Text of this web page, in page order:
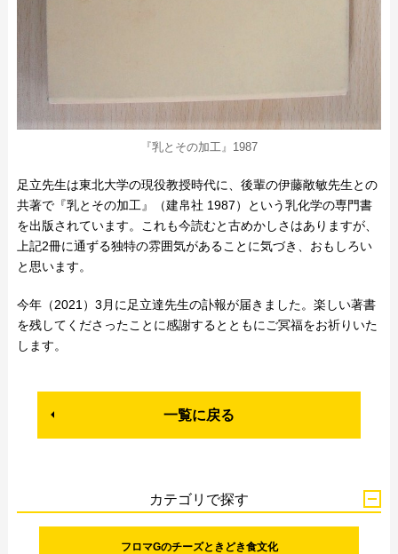
『乳とその加工』1987
足立先生は東北大学の現役教授時代に、後輩の伊藤敞敏先生との
共著で『乳とその加工』（建帛社 1987）という乳化学の専門書
を出版されています。これも今読むと古めかしさはありますが、
上記2冊に通ずる独特の雰囲気があることに気づき、おもしろい
と思います。
今年（2021）3月に足立達先生の訃報が届きました。楽しい著書
を残してくださったことに感謝するとともにご冥福をお祈りいた
します。
一覧に戻る
カテゴリで探す
フロマGのチーズときどき食文化